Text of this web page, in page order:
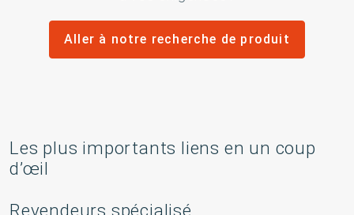
Aller à notre recherche de produit
Les plus importants liens en un coup
d’œil
Revendeurs spécialisé